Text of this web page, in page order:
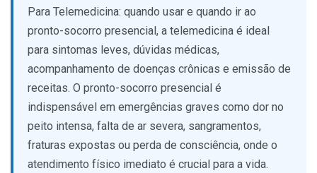
Para Telemedicina: quando usar e quando ir ao
pronto-socorro presencial, a telemedicina é ideal
para sintomas leves, dúvidas médicas,
acompanhamento de doenças crônicas e emissão de
receitas. O pronto-socorro presencial é
indispensável em emergências graves como dor no
peito intensa, falta de ar severa, sangramentos,
fraturas expostas ou perda de consciência, onde o
atendimento físico imediato é crucial para a vida.